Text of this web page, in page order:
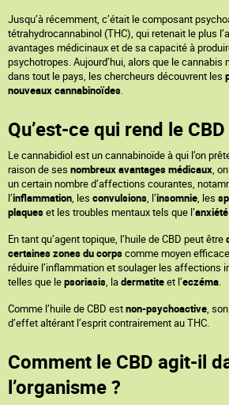
Jusqu’à récemment, c’était le composant
tétrahydrocannabinol (THC), qui retenait le plus
avantages médicinaux et de sa capacité à
psychotropes. Aujourd’hui, alors que le cannabis
dans tout le pays, les chercheurs découvrent les
nouveaux cannabinoïdes.
Qu’est-ce qui rend le
Le cannabidiol est un cannabinoïde à qui l’on
raison de ses nombreux avantages médicaux,
un certain nombre d’affections courantes,
l’inflammation, les convulsions, l’insomnie, les
plaqueset les troubles mentaux tels que l’anxiété
En tant qu’agent topique, l’huile de CBD peut être
certaines zones du corpscomme moyen
réduire l’inflammation et soulager les affections
telles que lepsoriasis, ladermatiteet l’eczéma.
Comme l’huile de CBD estnon-psychoactive,
d’effet altérant l’esprit contrairement au THC.
Comment le CBD agit-il
l’organisme ?